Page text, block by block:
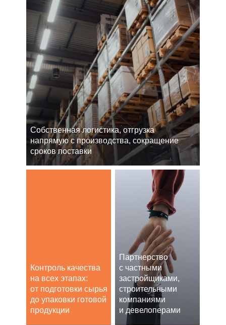
Контроль качества
на всех этапах:
от подготовки сырья
до упаковки готовой
продукции
Cобственная логистика, отгрузка
напрямую с производства, сокращение
сроков поставки
Партнерство
с частными
застройщиками,
строительными
компаниями
и девелоперами